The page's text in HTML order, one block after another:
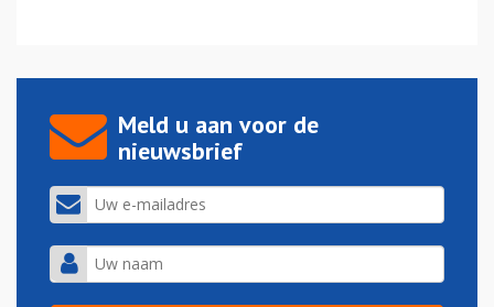
Meld u aan voor de
nieuwsbrief